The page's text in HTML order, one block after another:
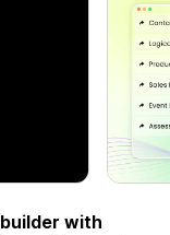
with